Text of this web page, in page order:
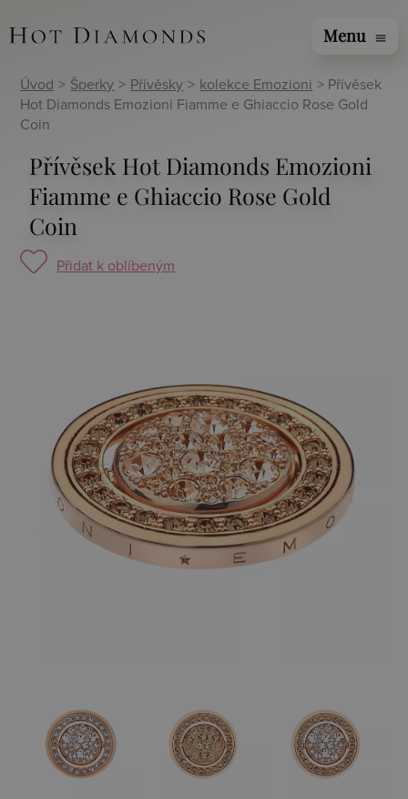
Menu menu
Úvod > Šperky > Přívěsky > kolekce Emozioni > Přívěsek
Hot Diamonds Emozioni Fiamme e Ghiaccio Rose Gold
Coin
Přívěsek Hot Diamonds Emozioni
Fiamme e Ghiaccio Rose Gold
Coin
Přidat k oblíbeným